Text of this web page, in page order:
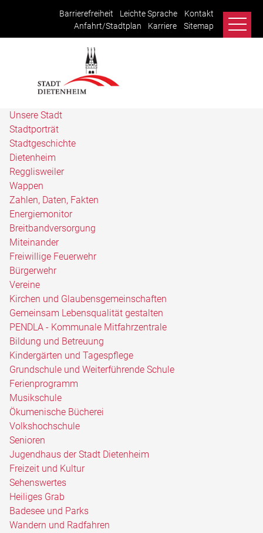
Barrierefreiheit Leichte Sprache
Kontakt
Anfahrt/Stadtplan
Karriere Sitemap
Unsere Stadt
Stadtporträt
Stadtgeschichte
Dietenheim
Regglisweiler
Wappen
Zahlen, Daten, Fakten
Energiemonitor
Breitbandversorgung
Miteinander
Freiwillige Feuerwehr
Bürgerwehr
Vereine
Kirchen und Glaubensgemeinschaften
Gemeinsam Lebensqualität gestalten
PENDLA - Kommunale Mitfahrzentrale
Bildung und Betreuung
Kindergärten und Tagespflege
Grundschule und Weiterführende Schule
Ferienprogramm
Musikschule
Ökumenische Bücherei
Volkshochschule
Senioren
Jugendhaus der Stadt Dietenheim
Freizeit und Kultur
Sehenswertes
Heiliges Grab
Badesee und Parks
Wandern und Radfahren